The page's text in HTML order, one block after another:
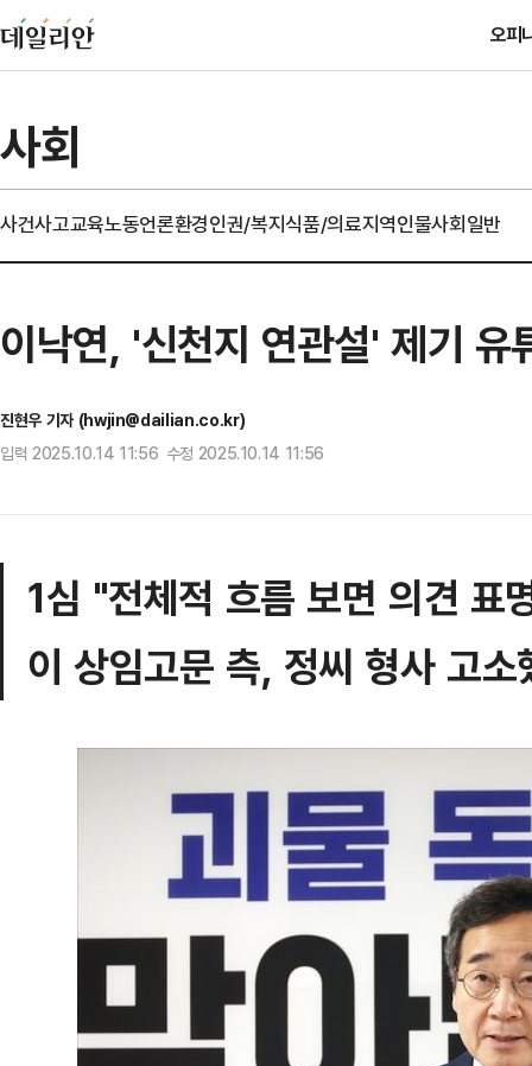
오피
사회
사건사고교육노동언론환경인권/복지식품/의료지역인물사회일반
이낙연, '신천지 연관설' 제기
진현우 기자 (hwjin@dailian.co.kr)
입력 2025.10.14 11:56 수정 2025.10.14 11:56
1심 "전체적 흐름 보면 의견 표
이 상임고문 측, 정씨 형사 고